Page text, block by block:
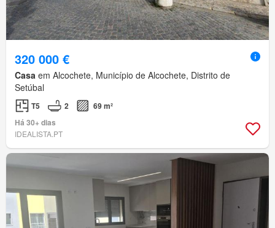
320 000 €
Casa em Alcochete, Município de Alcochete, Distrito de
Setúbal
T5 2
69 m²
Há 30+ dias
IDEALISTA.PT